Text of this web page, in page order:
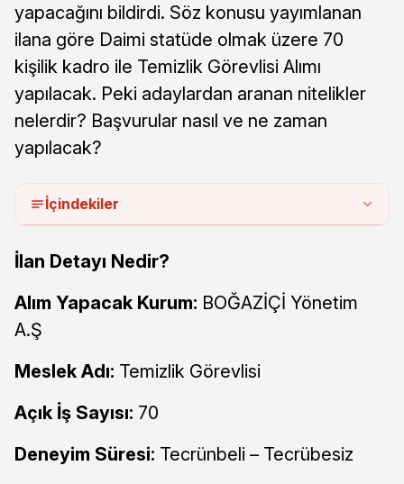
yapacağını bildirdi. Söz konusu yayımlanan
ilana göre Daimi statüde olmak üzere 70
kişilik kadro ile Temizlik Görevlisi Alımı
yapılacak. Peki adaylardan aranan nitelikler
nelerdir? Başvurular nasıl ve ne zaman
yapılacak?
İçindekiler
İlan Detayı Nedir?
Alım Yapacak Kurum: BOĞAZİÇİ Yönetim
A.Ş
Meslek Adı: Temizlik Görevlisi
Açık İş Sayısı: 70
Deneyim Süresi: Tecrünbeli – Tecrübesiz